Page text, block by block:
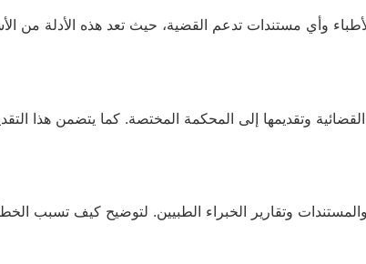
وأي مستندات تدعم القضية، حيث تعد هذه الأدلة من
القضائية وتقديمها إلى المحكمة المختصة. كما يتضمن
وتقارير الخبراء الطبيين. لتوضيح كيف تسبب